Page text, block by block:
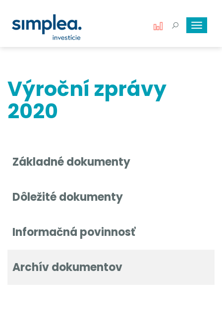
Toggle
Výroční zprávy
2020
Základné dokumenty
Dôležité dokumenty
Informačná povinnosť
Archív dokumentov